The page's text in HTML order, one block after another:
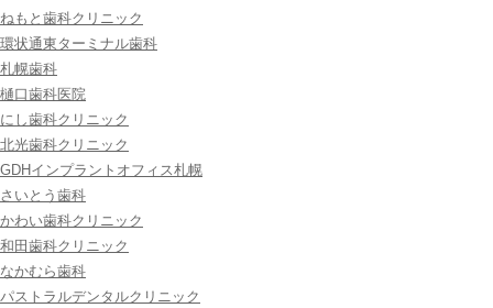
ねもと歯科クリニック
環状通東ターミナル歯科
札幌歯科
樋口歯科医院
にし歯科クリニック
北光歯科クリニック
GDHインプラントオフィス札幌
さいとう歯科
かわい歯科クリニック
和田歯科クリニック
なかむら歯科
パストラルデンタルクリニック